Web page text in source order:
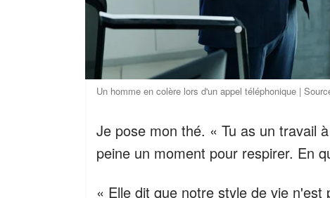
Un homme en colère lors d'un appel téléphonique |
Je pose mon thé. « Tu as un travail
peine un moment pour respirer. En
« Elle dit que notre style de vie